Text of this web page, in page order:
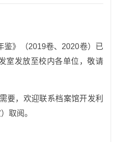
鉴》（2019卷、2020卷）已
室发放至校内各单位，敬请
要，欢迎联系档案馆开发利
取阅。